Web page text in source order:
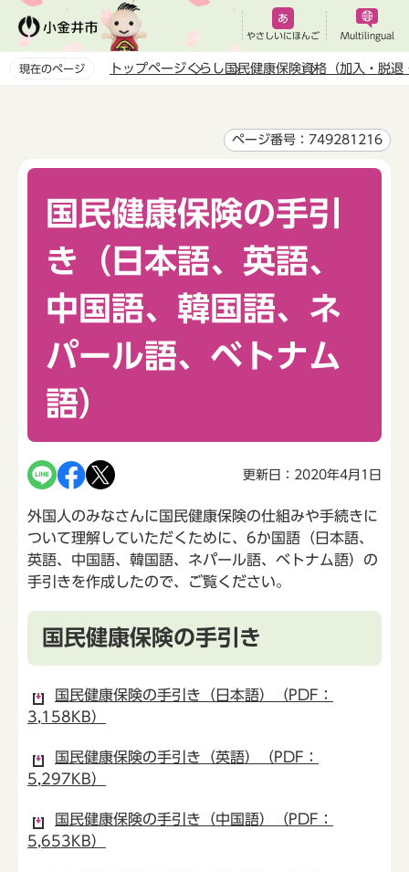
ペ
やさしいにほんご Multilingual
現在のページ トップページくらし 国民健康保険資格（加入・脱退
ページ番号：749281216
国民健康保険の手引
き（日本語、英語、
中国語、韓国語、ネ
パール語、ベトナム
語）
更新日：2020年4月1日
外国人のみなさんに国民健康保険の仕組みや手続きに
ついて理解していただくために、6か国語（日本語、
英語、中国語、韓国語、ネパール語、ベトナム語）の
手引きを作成したので、ご覧ください。
国民健康保険の手引き
国民健康保険の手引き（日本語）（PDF：
3,158KB）
国民健康保険の手引き（英語）（PDF：
5,297KB）
国民健康保険の手引き（中国語）（PDF：
5,653KB）